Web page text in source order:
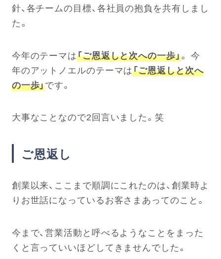
針、各チームの目標、各社員の抱負を共有しまし
た。
今年のテーマは「ご恩返しと次への一歩」。 今
年のアットノエルのテーマは「ご恩返しと次へ
の一歩」です。
大事なことなので2回言いました。笑
ご恩返し
創業以来、ここまで順調にこれたのは、創業時よ
りお世話になっているお客さまあってのこと。
今まで、営業活動と呼べるようなことをまった
くと言っていいほどしてきませんでした。